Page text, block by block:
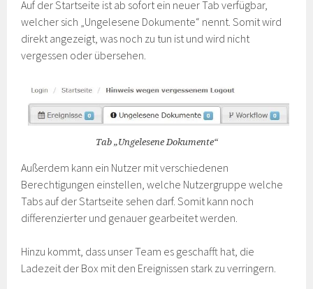
Auf der Startseite ist ab sofort ein neuer Tab verfügbar,
welcher sich „Ungelesene Dokumente“ nennt. Somit wird
direkt angezeigt, was noch zu tun ist und wird nicht
vergessen oder übersehen.
Tab „Ungelesene Dokumente“
Außerdem kann ein Nutzer mit verschiedenen
Berechtigungen einstellen, welche Nutzergruppe welche
Tabs auf der Startseite sehen darf. Somit kann noch
differenzierter und genauer gearbeitet werden.
Hinzu kommt, dass unser Team es geschafft hat, die
Ladezeit der Box mit den Ereignissen stark zu verringern.